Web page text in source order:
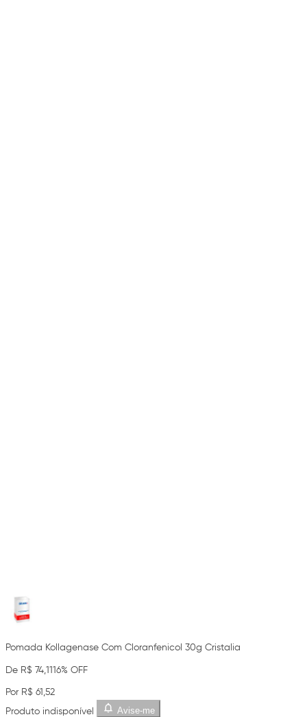
Pomada Kollagenase Com Cloranfenicol 30g Cristalia
De R$ 74,1116% OFF
Por R$ 61,52
Produto indisponível
Avise-me